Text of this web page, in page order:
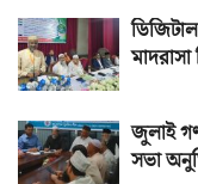
মাদরাসা
জুলাই
সভা